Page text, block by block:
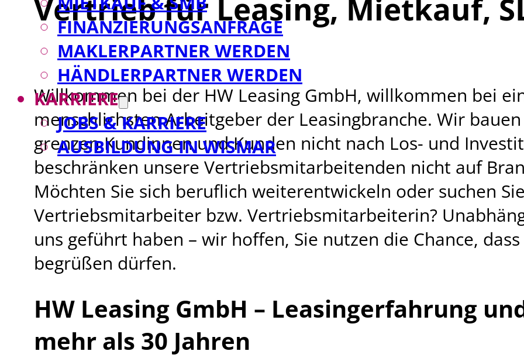
FINANZIERUNGSANFRAGE
MAKLERPARTNER WERDEN
HÄNDLERPARTNER WERDEN
KARRIERE
JOBS & KARRIERE
AUSBILDUNG IN WISMAR
Vertrieb für Leasing, Mietkauf,
Willkommen bei der HW Leasing GmbH, willkommen bei
menschlichsten Arbeitgeber der Leasingbranche. Wir
grenzen Kundinnen und Kunden nicht nach Los- und
beschränken unsere Vertriebsmitarbeitenden nicht auf
Möchten Sie sich beruflich weiterentwickeln oder suchen
Vertriebsmitarbeiter bzw. Vertriebsmitarbeiterin?
uns geführt haben – wir hoffen, Sie nutzen die Chance,
begrüßen dürfen.
HW Leasing GmbH – Leasingerfahrung
mehr als 30 Jahren